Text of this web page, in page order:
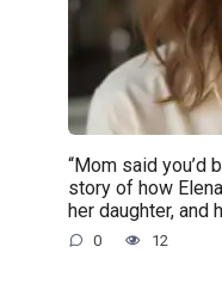
“Mom said you’d
story of how
her daughter, and
0 12